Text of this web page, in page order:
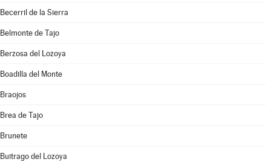
Becerril de la Sierra
Belmonte de Tajo
Berzosa del Lozoya
Boadilla del Monte
Braojos
Brea de Tajo
Brunete
Buitrago del Lozoya